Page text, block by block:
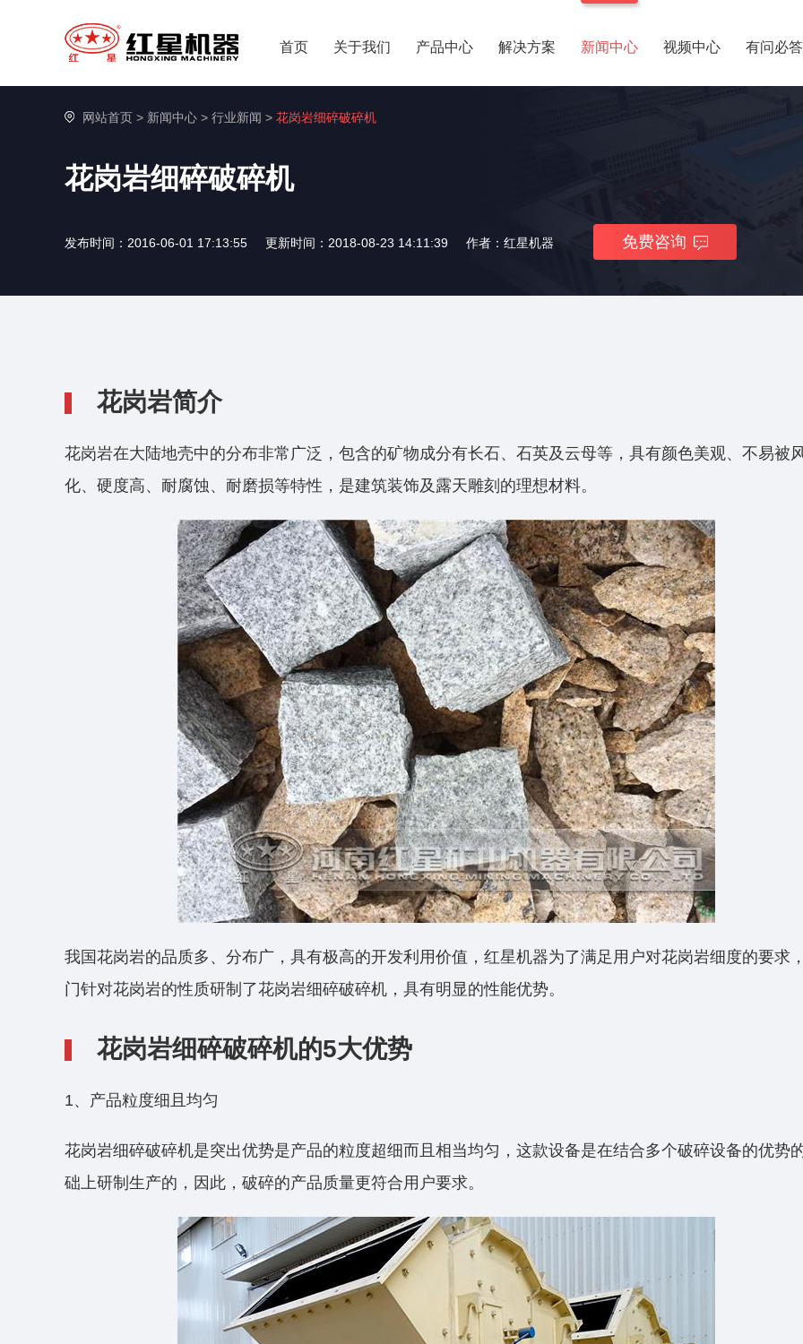
首页 关于我们 产品中心 解决方案 新闻中心 视频中心 有问必答
网站首页 > 新闻中心 > 行业新闻 > 花岗岩细碎破碎机
花岗岩细碎破碎机
发布时间：2016-06-01 17:13:55 更新时间：2018-08-23 14:11:39 作者：红星机器 免费咨询
花岗岩简介
花岗岩在大陆地壳中的分布非常广泛，包含的矿物成分有长石、石英及云母等，具有颜色美观、不易被
化、硬度高、耐腐蚀、耐磨损等特性，是建筑装饰及露天雕刻的理想材料。
我国花岗岩的品质多、分布广，具有极高的开发利用价值，红星机器为了满足用户对花岗岩细度的要求
门针对花岗岩的性质研制了花岗岩细碎破碎机，具有明显的性能优势。
花岗岩细碎破碎机的5大优势
1、产品粒度细且均匀
花岗岩细碎破碎机是突出优势是产品的粒度超细而且相当均匀，这款设备是在结合多个破碎设备的优势
础上研制生产的，因此，破碎的产品质量更符合用户要求。